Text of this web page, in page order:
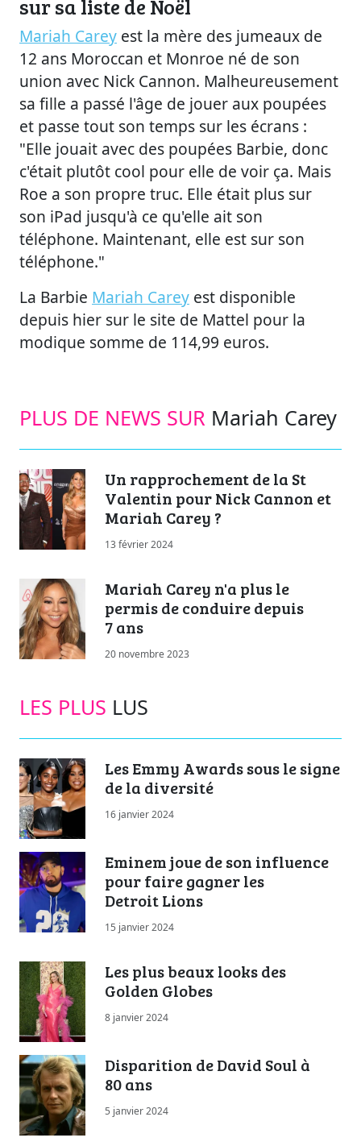
sur sa liste de Noël
Mariah Carey est la mère des jumeaux de
12 ans Moroccan et Monroe né de son
union avec Nick Cannon. Malheureusement
sa fille a passé l'âge de jouer aux poupées
et passe tout son temps sur les écrans :
"Elle jouait avec des poupées Barbie, donc
c'était plutôt cool pour elle de voir ça. Mais
Roe a son propre truc. Elle était plus sur
son iPad jusqu'à ce qu'elle ait son
téléphone. Maintenant, elle est sur son
téléphone."
La Barbie Mariah Carey est disponible
depuis hier sur le site de Mattel pour la
modique somme de 114,99 euros.
PLUS DE NEWS SUR Mariah Carey
Un rapprochement de la St
Valentin pour Nick Cannon et
Mariah Carey ?
13 février 2024
Mariah Carey n'a plus le
permis de conduire depuis
7 ans
20 novembre 2023
LES PLUS LUS
Les Emmy Awards sous le signe
de la diversité
16 janvier 2024
Eminem joue de son influence
pour faire gagner les
Detroit Lions
15 janvier 2024
Les plus beaux looks des
Golden Globes
8 janvier 2024
Disparition de David Soul à
80 ans
5 janvier 2024